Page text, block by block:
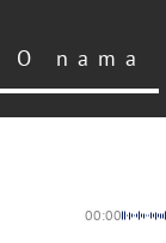
O nama
00:00